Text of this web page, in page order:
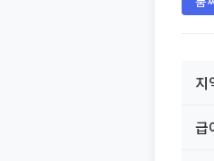
지
급